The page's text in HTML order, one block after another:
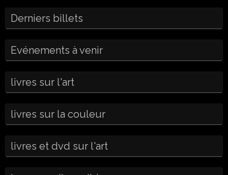
Derniers billets
Evénements à venir
livres sur l'art
livres sur la couleur
livres et dvd sur l'art